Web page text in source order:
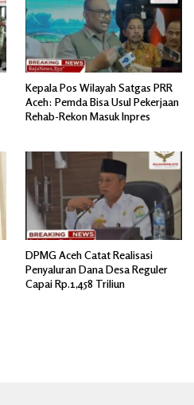
Kepala Pos Wilayah Satgas PRR
Aceh: Pemda Bisa Usul Pekerjaan
Rehab-Rekon Masuk Inpres
DPMG Aceh Catat Realisasi
Penyaluran Dana Desa Reguler
Capai Rp.1,458 Triliun